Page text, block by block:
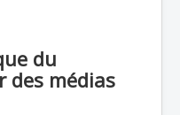
du
médias